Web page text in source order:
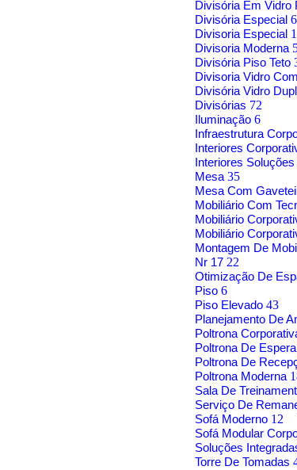
Divisória Em Vidro
Divisória Especial
Divisoria Especial
Divisoria Moderna
Divisória Piso Teto
Divisoria Vidro
Divisória Vidro
Divisórias 72
Iluminação 6
Infraestrutura
Interiores
Interiores
Mesa 35
Mesa Com
Mobiliário Com
Mobiliário
Mobiliário
Montagem De
Nr 17 22
Otimização De
Piso 6
Piso Elevado 43
Planejamento De
Poltrona
Poltrona De Espera
Poltrona De
Poltrona Moderna
Sala De
Serviço De
Sofá Moderno 12
Sofá Modular
Soluções
Torre De Tomadas